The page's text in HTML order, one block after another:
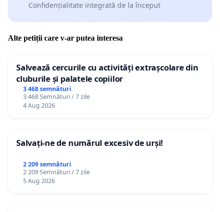
Confidențialitate integrată de la început
Alte petiții care v-ar putea interesa
Salvează cercurile cu activități extrașcolare din
cluburile și palatele copiilor
3 468 semnături
3 468 Semnături / 7 zile
4 Aug 2026
Salvați-ne de numărul excesiv de urși!
2 209 semnături
2 209 Semnături / 7 zile
5 Aug 2026